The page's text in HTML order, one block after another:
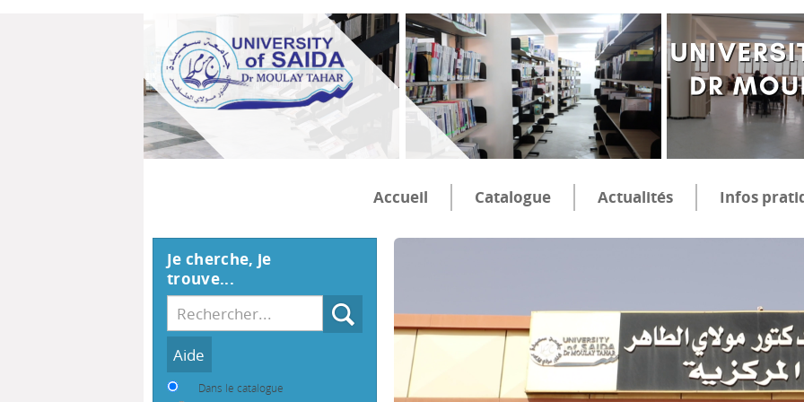
Accueil Catalogue Actualités Infos
Je cherche, je
trouve...
Recherche
Dans le catalogue